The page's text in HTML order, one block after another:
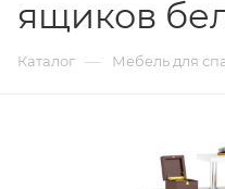
ящиков
Каталог — Мебель для